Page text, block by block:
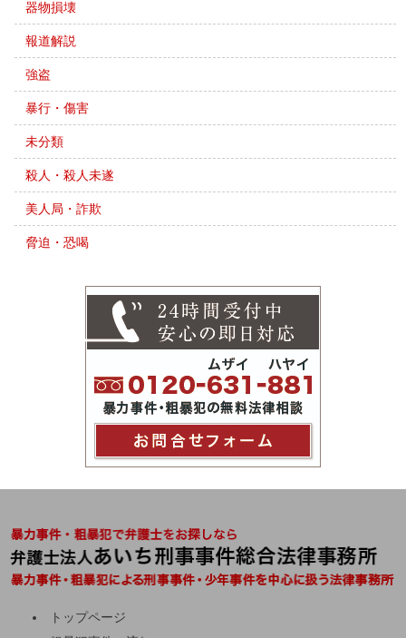
器物損壊
報道解説
強盗
暴行・傷害
未分類
殺人・殺人未遂
美人局・詐欺
脅迫・恐喝
トップページ